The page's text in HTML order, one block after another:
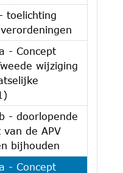
toelichting
- Concept
wijziging
- doorlopende
de APV
bijhouden
- Concept